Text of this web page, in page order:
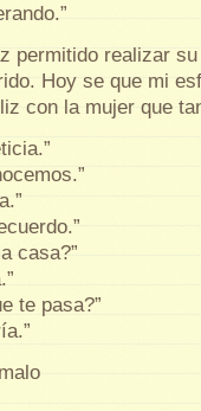
permitido realizar su
Hoy se que mi
con la mujer que
casa?”
te pasa?”